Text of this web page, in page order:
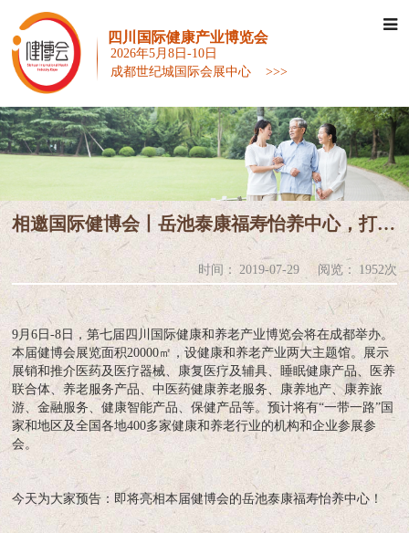
四川国际健康产业博览会
2026年5月8日-10日
成都世纪城国际会展中心 >>>
相邀国际健博会丨岳池泰康福寿怡养中心，打造川东最大健康养生园
阅览： 1952次
时间： 2019-07-29
9月6日-8日，第七届四川国际健康和养老产业博览会将在成都举办。
本届健博会展览面积20000㎡，设健康和养老产业两大主题馆。展示
展销和推介医药及医疗器械、康复医疗及辅具、睡眠健康产品、医养
联合体、养老服务产品、中医药健康养老服务、康养地产、康养旅
游、金融服务、健康智能产品、保健产品等。预计将有“一带一路”国
家和地区及全国各地400多家健康和养老行业的机构和企业参展参
会。
今天为大家预告：即将亮相本届健博会的岳池泰康福寿怡养中心！